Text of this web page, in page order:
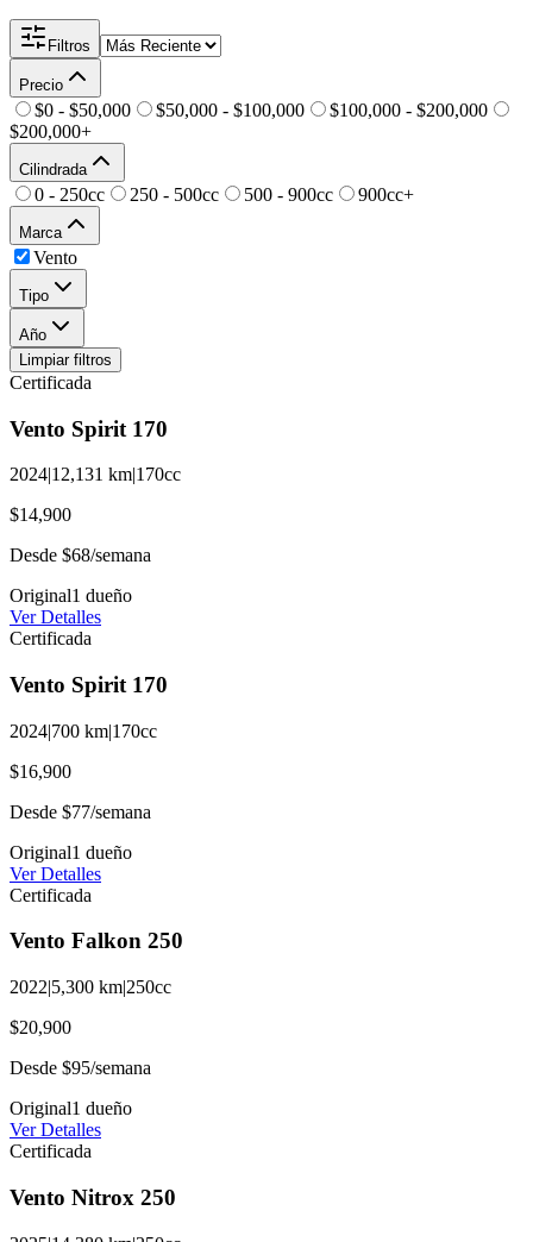
Filtros
Precio
$0 - $50,000 $50,000 - $100,000
$100,000 - $200,000
$200,000+
Cilindrada
0 - 250cc 250 - 500cc 500 - 900cc 900cc+
Marca
Vento
Tipo
Año
Limpiar filtros
Certificada
Vento Spirit 170
2024|12,131 km|170cc
$14,900
Desde $68/semana
Original1 dueño
Ver Detalles
Certificada
Vento Spirit 170
2024|700 km|170cc
$16,900
Desde $77/semana
Original1 dueño
Ver Detalles
Certificada
Vento Falkon 250
2022|5,300 km|250cc
$20,900
Desde $95/semana
Original1 dueño
Ver Detalles
Certificada
Vento Nitrox 250